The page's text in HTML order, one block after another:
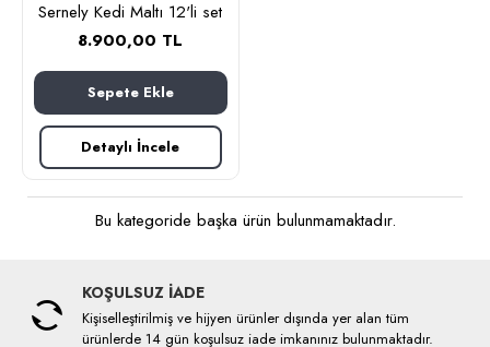
Sernely Kedi Maltı 12'li set
8.900,00 TL
Sepete Ekle
Detaylı İncele
Bu kategoride başka ürün bulunmamaktadır.
KOŞULSUZ İADE
Kişiselleştirilmiş ve hijyen ürünler dışında yer alan tüm
ürünlerde 14 gün koşulsuz iade imkanınız bulunmaktadır.